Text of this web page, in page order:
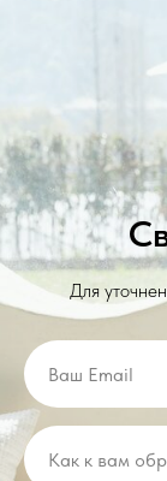
Для